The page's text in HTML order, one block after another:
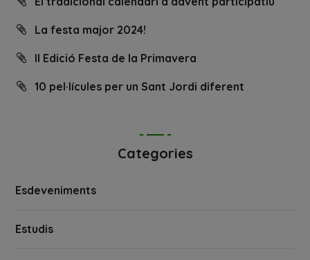
La festa major 2024!
II Edició Festa de la Primavera
10 pel·lícules per un Sant Jordi diferent
Categories
Esdeveniments
Estudis